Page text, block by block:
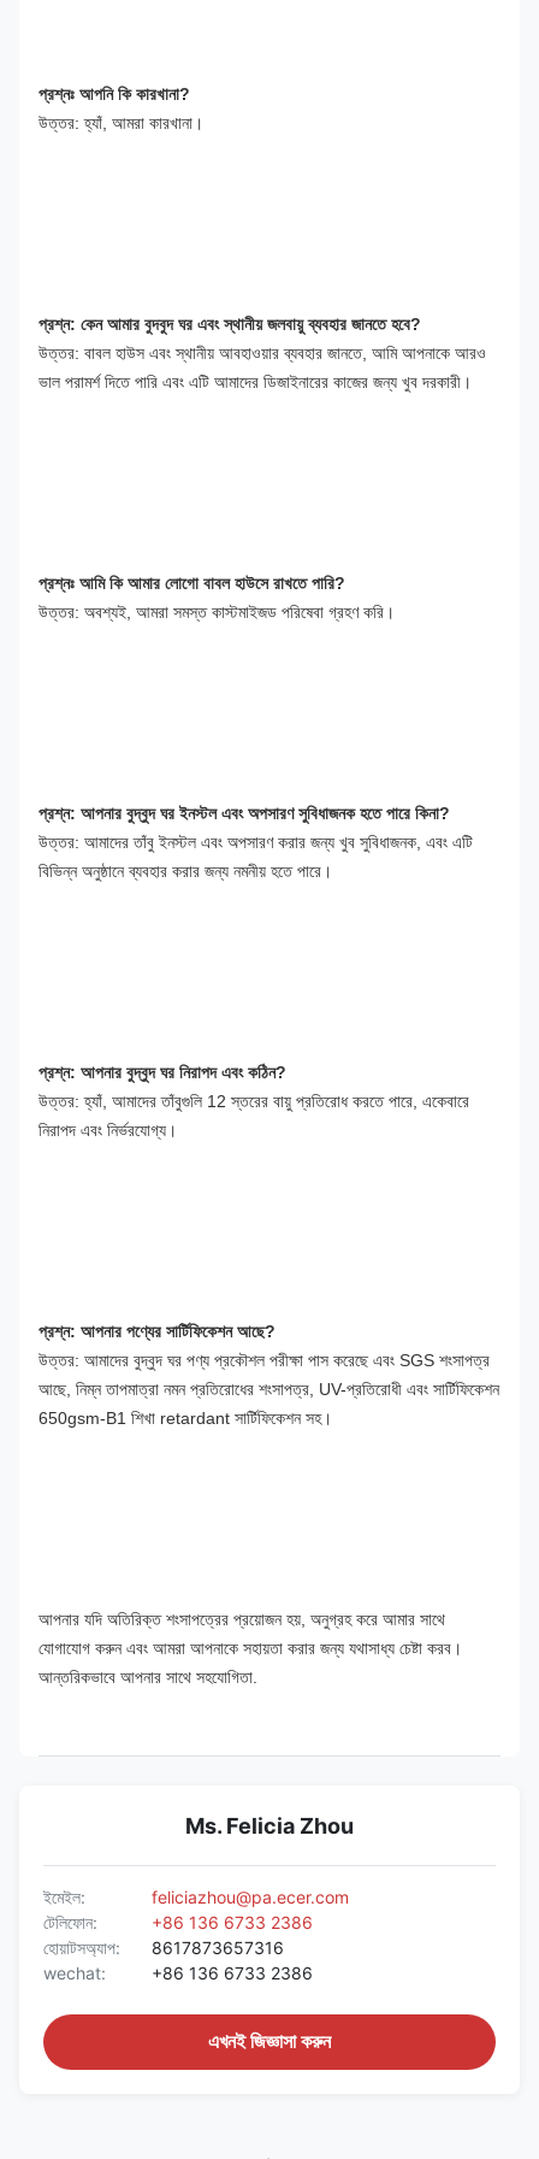
প্রশ্নঃ আপনি কি কারখানা?
উত্তর: হ্যাঁ, আমরা কারখানা।
প্রশ্ন: কেন আমার বুদবুদ ঘর এবং স্থানীয় জলবায়ু ব্যবহার জানতে হবে?
উত্তর: বাবল হাউস এবং স্থানীয় আবহাওয়ার ব্যবহার জানতে, আমি আপনাকে আরও
ভাল পরামর্শ দিতে পারি এবং এটি আমাদের ডিজাইনারের কাজের জন্য খুব দরকারী।
প্রশ্নঃ আমি কি আমার লোগো বাবল হাউসে রাখতে পারি?
উত্তর: অবশ্যই, আমরা সমস্ত কাস্টমাইজড পরিষেবা গ্রহণ করি।
প্রশ্ন: আপনার বুদ্বুদ ঘর ইনস্টল এবং অপসারণ সুবিধাজনক হতে পারে কিনা?
উত্তর: আমাদের তাঁবু ইনস্টল এবং অপসারণ করার জন্য খুব সুবিধাজনক, এবং এটি
বিভিন্ন অনুষ্ঠানে ব্যবহার করার জন্য নমনীয় হতে পারে।
প্রশ্ন: আপনার বুদ্বুদ ঘর নিরাপদ এবং কঠিন?
উত্তর: হ্যাঁ, আমাদের তাঁবুগুলি 12 স্তরের বায়ু প্রতিরোধ করতে পারে, একেবারে
নিরাপদ এবং নির্ভরযোগ্য।
প্রশ্ন: আপনার পণ্যের সার্টিফিকেশন আছে?
উত্তর: আমাদের বুদ্বুদ ঘর পণ্য প্রকৌশল পরীক্ষা পাস করেছে এবং SGS শংসাপত্র
আছে, নিম্ন তাপমাত্রা নমন প্রতিরোধের শংসাপত্র, UV-প্রতিরোধী এবং সার্টিফিকেশন
650gsm-B1 শিখা retardant সার্টিফিকেশন সহ।
আপনার যদি অতিরিক্ত শংসাপত্রের প্রয়োজন হয়, অনুগ্রহ করে আমার সাথে
যোগাযোগ করুন এবং আমরা আপনাকে সহায়তা করার জন্য যথাসাধ্য চেষ্টা করব।
আন্তরিকভাবে আপনার সাথে সহযোগিতা.
Ms. Felicia Zhou
ইমেইল:
feliciazhou@pa.ecer.com
টেলিফোন:
+86 136 6733 2386
হোয়াটসঅ্যাপ:
8617873657316
wechat:
+86 136 6733 2386
এখনই জিজ্ঞাসা করুন